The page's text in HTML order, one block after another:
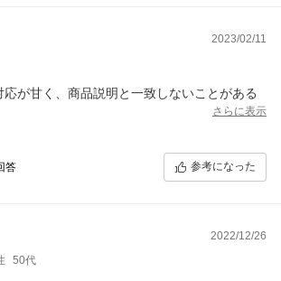
2023/02/11
が甘く、商品説明と一致しないことがある
さらに表示
答 参考になった
2022/12/26
50代